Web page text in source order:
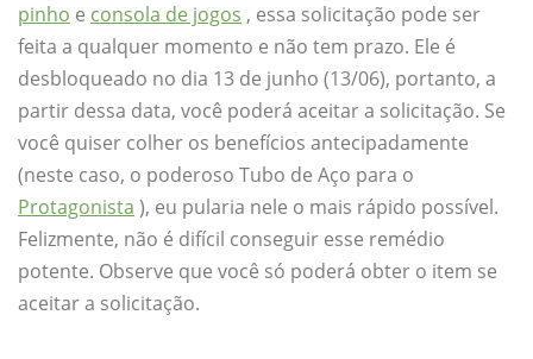
pinho e consola de jogos , essa solicitação pode ser
feita a qualquer momento e não tem prazo. Ele é
desbloqueado no dia 13 de junho (13/06), portanto, a
partir dessa data, você poderá aceitar a solicitação. Se
você quiser colher os benefícios antecipadamente
(neste caso, o poderoso Tubo de Aço para o
Protagonista ), eu pularia nele o mais rápido possível.
Felizmente, não é difícil conseguir esse remédio
potente. Observe que você só poderá obter o item se
aceitar a solicitação.